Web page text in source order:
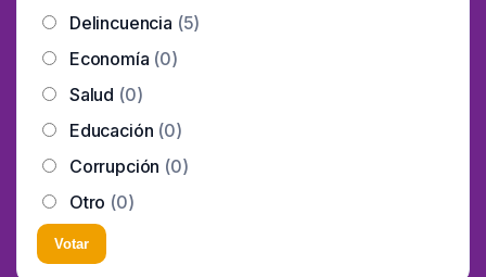
Delincuencia (5)
Economía (0)
Salud (0)
Educación (0)
Corrupción (0)
Otro (0)
Votar